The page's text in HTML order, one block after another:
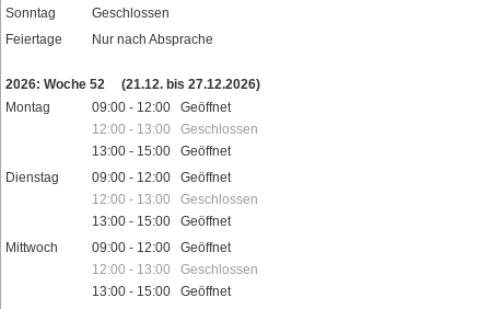
Sonntag
Geschlossen
Feiertage
Nur nach Absprache
2026: Woche 52
(21.12. bis 27.12.2026)
Montag
09:00 - 12:00 Geöffnet
12:00 - 13:00 Geschlossen
13:00 - 15:00 Geöffnet
Dienstag
09:00 - 12:00 Geöffnet
12:00 - 13:00 Geschlossen
13:00 - 15:00 Geöffnet
Mittwoch
09:00 - 12:00 Geöffnet
12:00 - 13:00 Geschlossen
13:00 - 15:00 Geöffnet